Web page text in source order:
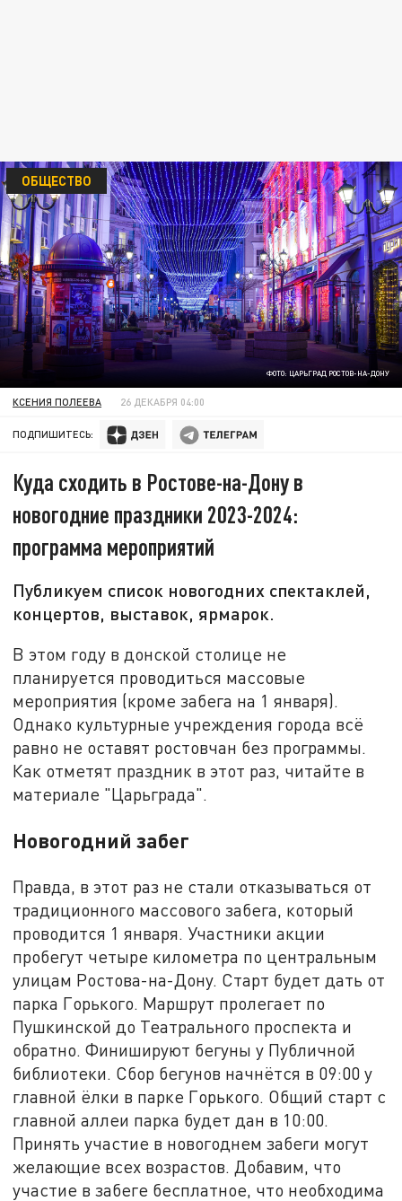
ФОТО: ЦАРЬГРАД РОСТОВ-НА-ДОНУ
ОБЩЕСТВО
КСЕНИЯ ПОЛЕЕВА 26 ДЕКАБРЯ 04:00
ПОДПИШИТЕСЬ:
Куда сходить в Ростове-на-Дону в
новогодние праздники 2023-2024:
программа мероприятий
Публикуем список новогодних спектаклей,
концертов, выставок, ярмарок.
В этом году в донской столице не
планируется проводиться массовые
мероприятия (кроме забега на 1 января).
Однако культурные учреждения города всё
равно не оставят ростовчан без программы.
Как отметят праздник в этот раз, читайте в
материале "Царьграда".
Новогодний забег
Правда, в этот раз не стали отказываться от
традиционного массового забега, который
проводится 1 января. Участники акции
пробегут четыре километра по центральным
улицам Ростова-на-Дону. Старт будет дать от
парка Горького. Маршрут пролегает по
Пушкинской до Театрального проспекта и
обратно. Финишируют бегуны у Публичной
библиотеки. Сбор бегунов начнётся в 09:00 у
главной ёлки в парке Горького. Общий старт с
главной аллеи парка будет дан в 10:00.
Принять участие в новогоднем забеги могут
желающие всех возрастов. Добавим, что
участие в забеге бесплатное, что необходима